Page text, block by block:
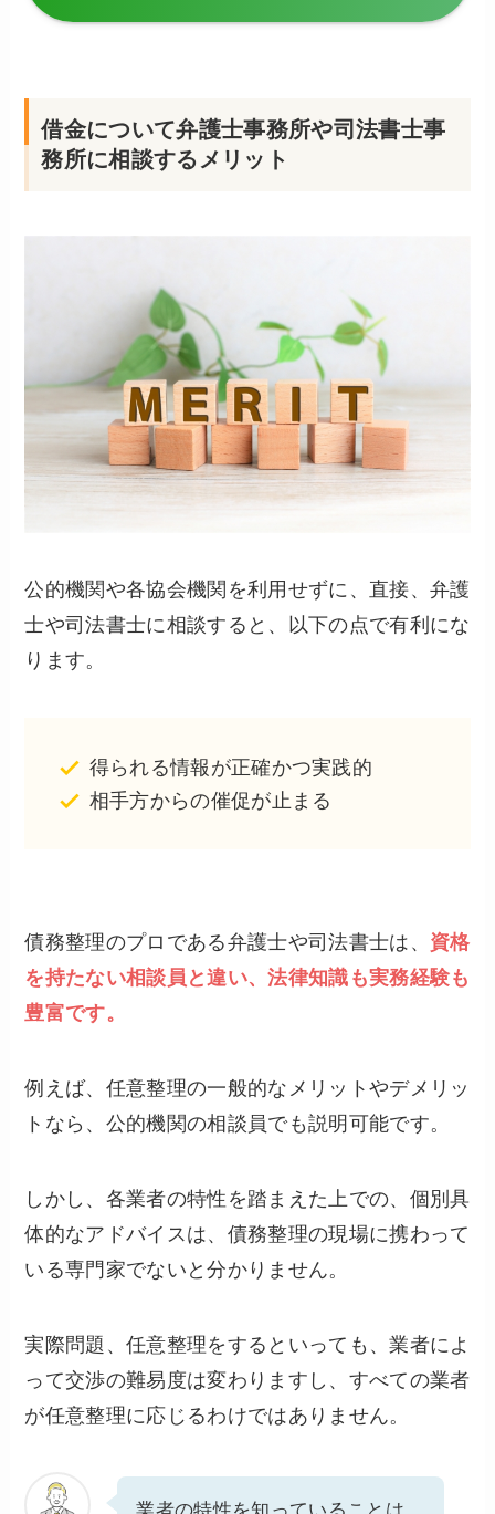
借金について弁護士事務所や司法書士事
務所に相談するメリット
公的機関や各協会機関を利用せずに、直接、弁護
士や司法書士に相談すると、以下の点で有利にな
ります。
得られる情報が正確かつ実践的
相手方からの催促が止まる
債務整理のプロである弁護士や司法書士は、 資格
を持たない相談員と違い、法律知識も実務経験も
豊富です。
例えば、任意整理の一般的なメリットやデメリッ
トなら、公的機関の相談員でも説明可能です。
しかし、各業者の特性を踏まえた上での、個別具
体的なアドバイスは、債務整理の現場に携わって
いる専門家でないと分かりません。
実際問題、任意整理をするといっても、業者によ
って交渉の難易度は変わりますし、すべての業者
が任意整理に応じるわけではありません。